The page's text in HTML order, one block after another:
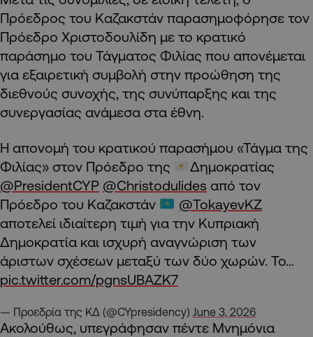
Πρόεδρος του Καζακστάν παρασημοφόρησε τον
Πρόεδρο Χριστοδουλίδη με το κρατικό
παράσημο του Τάγματος Φιλίας που απονέμεται
για εξαιρετική συμβολή στην προώθηση της
διεθνούς συνοχής, της συνύπαρξης και της
συνεργασίας ανάμεσα στα έθνη.
Η απονομή του κρατικού παρασήμου «Τάγμα της
Φιλίας» στον Πρόεδρο της
Δημοκρατίας
@PresidentCYP @Christodulides από τον
Πρόεδρο του Καζακστάν
@TokayevKZ
αποτελεί ιδιαίτερη τιμή για την Κυπριακή
Δημοκρατία και ισχυρή αναγνώριση των
άριστων σχέσεων μεταξύ των δύο χωρών. Το…
pic.twitter.com/pgnsUBAZK7
— Προεδρία της ΚΔ (@CYpresidency) June 3, 2026
Ακολούθως, υπεγράφησαν πέντε Μνημόνια